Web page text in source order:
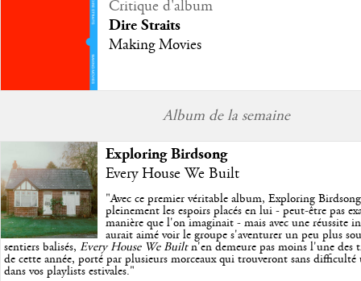
Critique d'album
Dire Straits
Making Movies
Album de la semaine
Exploring Birdsong
Every House We Built
"Avec ce premier véritable album, Exploring
pleinement les espoirs placés en lui - peut-être pas
manière que l'on imaginait - mais avec une réussite
aurait aimé voir le groupe s'aventurer un peu plus
sentiers balisés, Every House We Builtn'en demeure pas moins l'une des
de cette année, porté par plusieurs morceaux qui trouveront sans difficulté
dans vos playlists estivales."